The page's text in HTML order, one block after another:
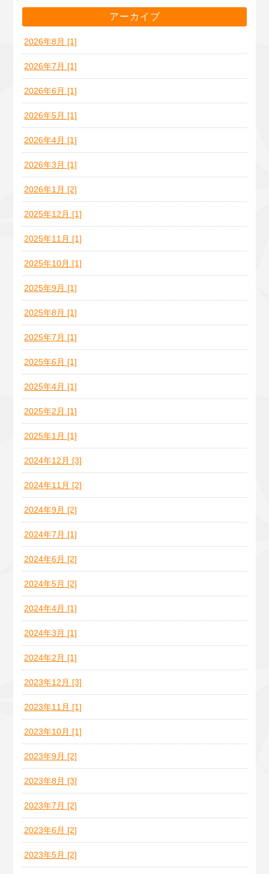
アーカイブ
2026年8月 [1]
2026年7月 [1]
2026年6月 [1]
2026年5月 [1]
2026年4月 [1]
2026年3月 [1]
2026年1月 [2]
2025年12月 [1]
2025年11月 [1]
2025年10月 [1]
2025年9月 [1]
2025年8月 [1]
2025年7月 [1]
2025年6月 [1]
2025年4月 [1]
2025年2月 [1]
2025年1月 [1]
2024年12月 [3]
2024年11月 [2]
2024年9月 [2]
2024年7月 [1]
2024年6月 [2]
2024年5月 [2]
2024年4月 [1]
2024年3月 [1]
2024年2月 [1]
2023年12月 [3]
2023年11月 [1]
2023年10月 [1]
2023年9月 [2]
2023年8月 [3]
2023年7月 [2]
2023年6月 [2]
2023年5月 [2]